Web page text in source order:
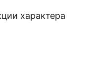
характера